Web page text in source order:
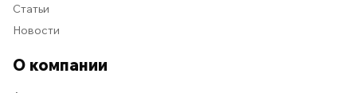
Статьи
Новости
О компании